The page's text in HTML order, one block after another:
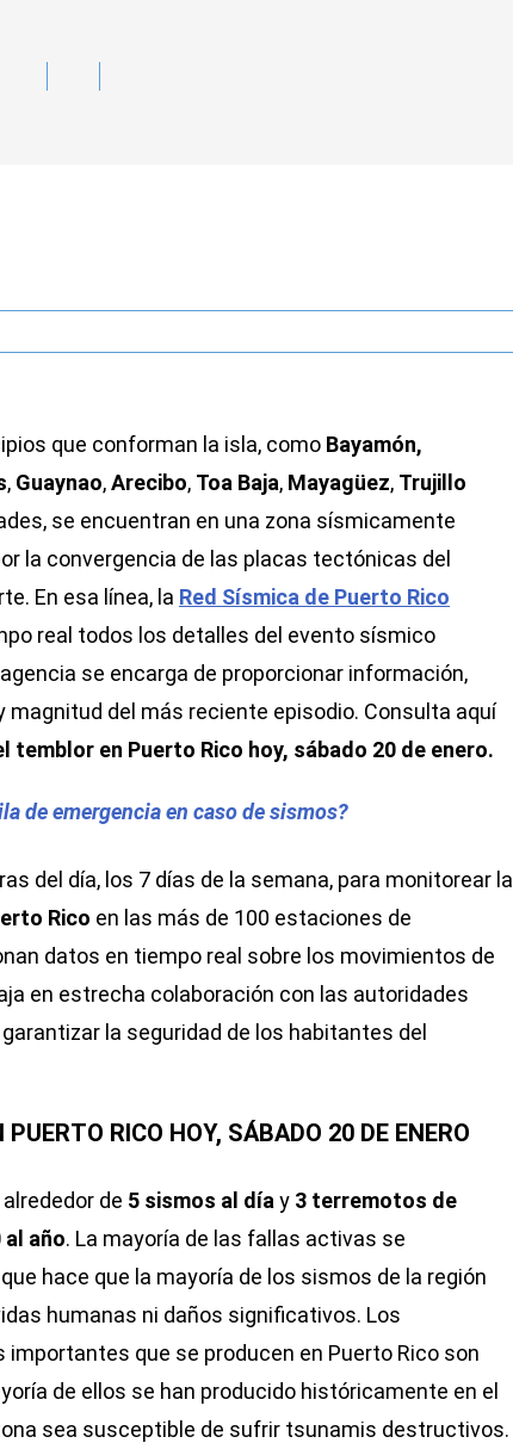
que conforman la isla, como Bayamón,
, Guaynao,Arecibo, Toa Baja, Mayagüez, Trujillo
se encuentran en una zona sísmicamente
la convergencia de las placas tectónicas del
En esa línea, la Red Sísmica de Puerto Rico
real todos los detalles del evento sísmico
se encarga de proporcionar información,
magnitud del más reciente episodio. Consulta aquí
temblor en Puerto Rico hoy, sábado 20 de enero.
de emergencia en caso de sismos?
del día, los 7 días de la semana, para monitorear la
Rico en las más de 100 estaciones de
datos en tiempo real sobre los movimientos de
en estrecha colaboración con las autoridades
la seguridad de los habitantes del
RICO HOY, SÁBADO 20 DE ENERO
de 5 sismos al día y 3 terremotos de
año. La mayoría de las fallas activas se
hace que la mayoría de los sismos de la región
humanas ni daños significativos. Los
que se producen en Puerto Rico son
de ellos se han producido históricamente en el
sea susceptible de sufrir tsunamis destructivos.